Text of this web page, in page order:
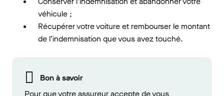
véhicule ;
Récupérer votre voiture et rembourser le montant
de l’indemnisation que vous avez touché.
Bon à savoir
Pour que votre assureur accepte de vous